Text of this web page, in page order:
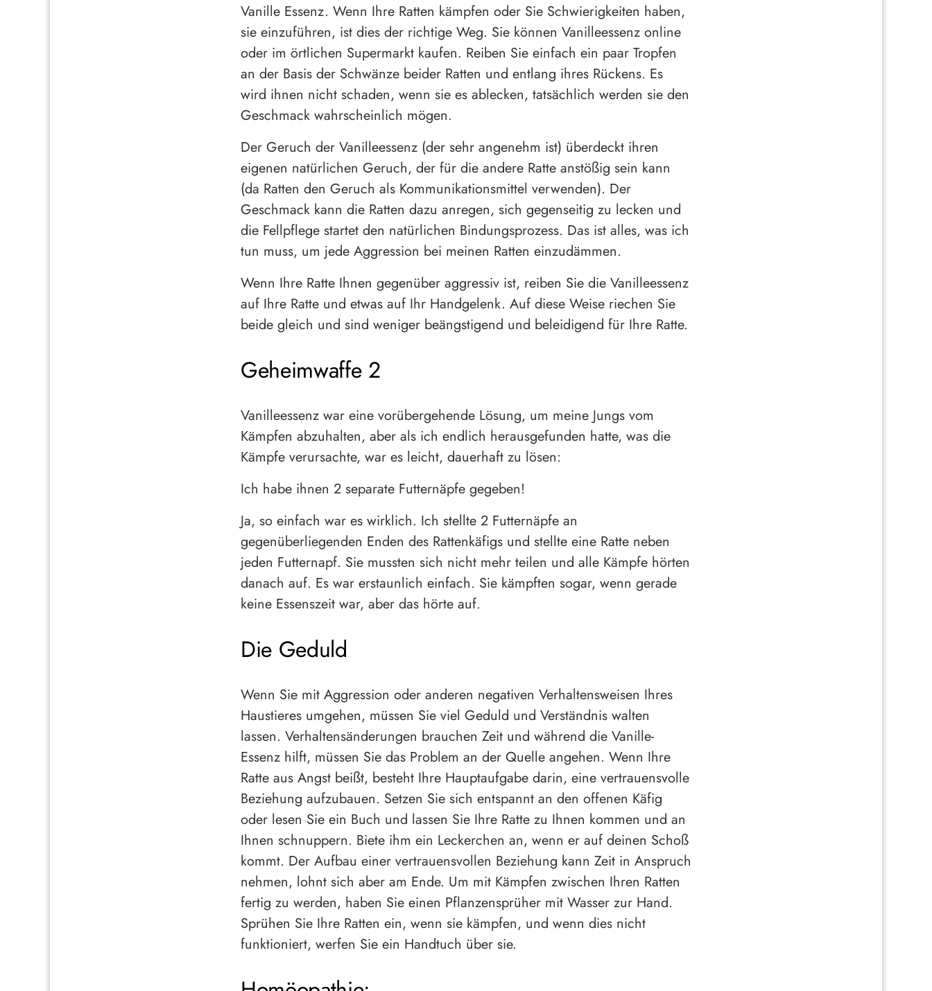
Vanille Essenz. Wenn Ihre Ratten kämpfen oder Sie Schwierigkeiten haben,
sie einzuführen, ist dies der richtige Weg. Sie können Vanilleessenz online
oder im örtlichen Supermarkt kaufen. Reiben Sie einfach ein paar Tropfen
an der Basis der Schwänze beider Ratten und entlang ihres Rückens. Es
wird ihnen nicht schaden, wenn sie es ablecken, tatsächlich werden sie den
Geschmack wahrscheinlich mögen.
Der Geruch der Vanilleessenz (der sehr angenehm ist) überdeckt ihren
eigenen natürlichen Geruch, der für die andere Ratte anstößig sein kann
(da Ratten den Geruch als Kommunikationsmittel verwenden). Der
Geschmack kann die Ratten dazu anregen, sich gegenseitig zu lecken und
die Fellpflege startet den natürlichen Bindungsprozess. Das ist alles, was ich
tun muss, um jede Aggression bei meinen Ratten einzudämmen.
Wenn Ihre Ratte Ihnen gegenüber aggressiv ist, reiben Sie die Vanilleessenz
auf Ihre Ratte und etwas auf Ihr Handgelenk. Auf diese Weise riechen Sie
beide gleich und sind weniger beängstigend und beleidigend für Ihre Ratte.
Geheimwaffe 2
Vanilleessenz war eine vorübergehende Lösung, um meine Jungs vom
Kämpfen abzuhalten, aber als ich endlich herausgefunden hatte, was die
Kämpfe verursachte, war es leicht, dauerhaft zu lösen:
Ich habe ihnen 2 separate Futternäpfe gegeben!
Ja, so einfach war es wirklich. Ich stellte 2 Futternäpfe an
gegenüberliegenden Enden des Rattenkäfigs und stellte eine Ratte neben
jeden Futternapf. Sie mussten sich nicht mehr teilen und alle Kämpfe hörten
danach auf. Es war erstaunlich einfach. Sie kämpften sogar, wenn gerade
keine Essenszeit war, aber das hörte auf.
Die Geduld
Wenn Sie mit Aggression oder anderen negativen Verhaltensweisen Ihres
Haustieres umgehen, müssen Sie viel Geduld und Verständnis walten
lassen. Verhaltensänderungen brauchen Zeit und während die Vanille-
Essenz hilft, müssen Sie das Problem an der Quelle angehen. Wenn Ihre
Ratte aus Angst beißt, besteht Ihre Hauptaufgabe darin, eine vertrauensvolle
Beziehung aufzubauen. Setzen Sie sich entspannt an den offenen Käfig
oder lesen Sie ein Buch und lassen Sie Ihre Ratte zu Ihnen kommen und an
Ihnen schnuppern. Biete ihm ein Leckerchen an, wenn er auf deinen Schoß
kommt. Der Aufbau einer vertrauensvollen Beziehung kann Zeit in Anspruch
nehmen, lohnt sich aber am Ende. Um mit Kämpfen zwischen Ihren Ratten
fertig zu werden, haben Sie einen Pflanzensprüher mit Wasser zur Hand.
Sprühen Sie Ihre Ratten ein, wenn sie kämpfen, und wenn dies nicht
funktioniert, werfen Sie ein Handtuch über sie.